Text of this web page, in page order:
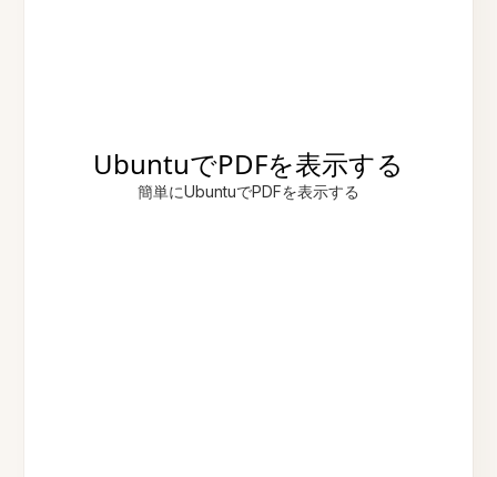
UbuntuでPDFを表示する
簡単にUbuntuでPDFを表示する